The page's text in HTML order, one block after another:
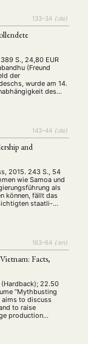
133–34 {:de}
S., 24,80 EUR
(Freund
der
wurde am 14.
des
mit einem
bei einem
143–44 {:de}
and
2015. 243 S., 54
wie Samoa und
als
können, fällt das
staatli-
teilig aus. V
Dichter, …
163–64 {:en}
Facts,
(Hardback); 22.50
“Mythbusting
aims to discuss
to raise
production
through
diverse